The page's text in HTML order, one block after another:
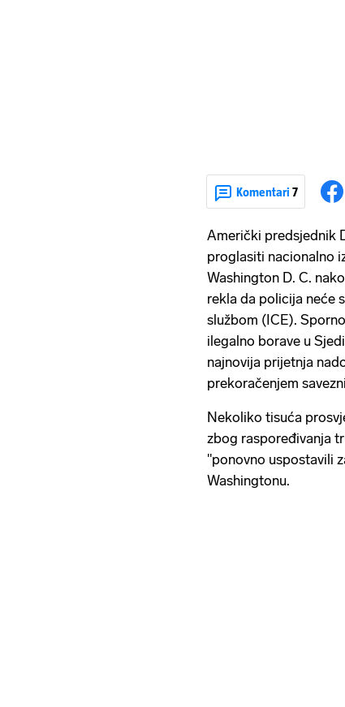
Komentari 7
Američki predsjednik
proglasiti nacionalno
Washington D. C.
rekla da policija neće
službom (ICE).
ilegalno borave u
najnovija prijetnja
prekoračenjem
Nekoliko tisuća
zbog raspoređivanja
"ponovno uspostavili
Washingtonu.